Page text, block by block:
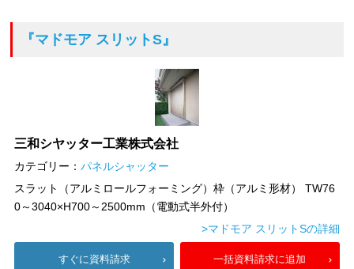
『マドモア スリットS』
三和シヤッター工業株式会社
カテゴリー：パネルシャッター
スラット（アルミロールフォーミング）枠（アルミ形材） TW76
0～3040×H700～2500mm（電動式半外付）
>マドモア スリットSの詳細
すぐに資料請求 一括資料請求に追加